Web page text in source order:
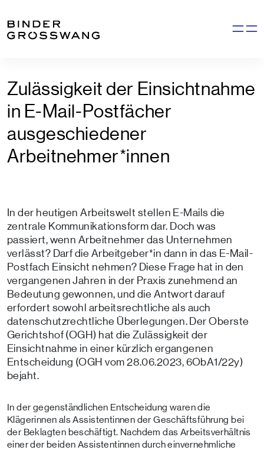
Zulässigkeit der Einsichtnahme
in E-Mail-Postfächer
ausgeschiedener
Arbeitnehmer*innen
In der heutigen Arbeitswelt stellen E-Mails die
zentrale Kommunikationsform dar. Doch was
passiert, wenn Arbeitnehmer das Unternehmen
verlässt? Darf die Arbeitgeber*in dann in das E-Mail-
Postfach Einsicht nehmen? Diese Frage hat in den
vergangenen Jahren in der Praxis zunehmend an
Bedeutung gewonnen, und die Antwort darauf
erfordert sowohl arbeitsrechtliche als auch
datenschutzrechtliche Überlegungen. Der Oberste
Gerichtshof (OGH) hat die Zulässigkeit der
Einsichtnahme in einer kürzlich ergangenen
Entscheidung (OGH vom 28.06.2023, 6ObA1/22y)
bejaht.
In der gegenständlichen Entscheidung waren die
Klägerinnen als Assistentinnen der Geschäftsführung bei
der Beklagten beschäftigt. Nachdem das Arbeitsverhältnis
einer der beiden Assistentinnen durch einvernehmliche